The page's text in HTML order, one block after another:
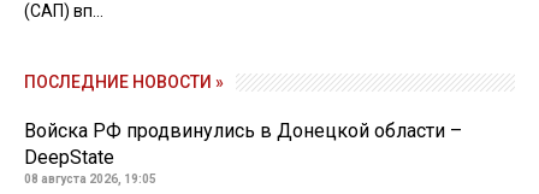
(САП) вп...
ПОСЛЕДНИЕ НОВОСТИ »
Войска РФ продвинулись в Донецкой области –
DeepState
08 августа 2026, 19:05